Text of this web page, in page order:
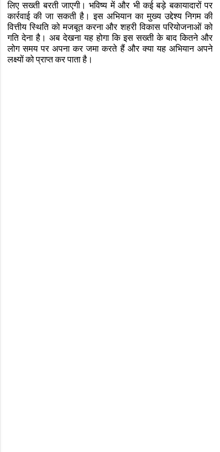
लिए सख्ती बरती जाएगी। भविष्य में और भी कई बड़े बकायादारों पर
कार्रवाई की जा सकती है। इस अभियान का मुख्य उद्देश्य निगम की
वित्तीय स्थिति को मजबूत करना और शहरी विकास परियोजनाओं को
गति देना है। अब देखना यह होगा कि इस सख्ती के बाद कितने और
लोग समय पर अपना कर जमा करते हैं और क्या यह अभियान अपने
लक्ष्यों को प्राप्त कर पाता है।